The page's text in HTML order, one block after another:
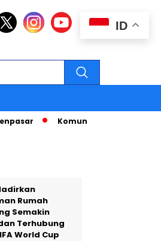
Komunikasi Strategis
Rumah
Semakin
Terhubung
World Cup
ID